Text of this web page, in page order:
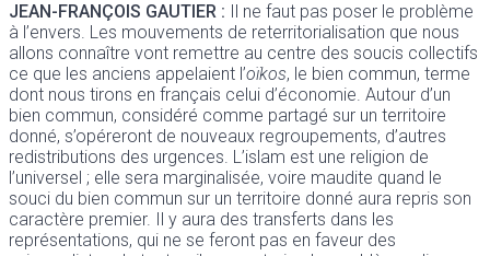
JEAN-FRANÇOIS GAUTIER : Il ne faut pas poser le problème
à l’envers. Les mouvements de reterritorialisation que nous
allons connaître vont remettre au centre des soucis collectifs
ce que les anciens appelaient l’oïkos, le bien commun, terme
dont nous tirons en français celui d’économie. Autour d’un
bien commun, considéré comme partagé sur un territoire
donné, s’opéreront de nouveaux regroupements, d’autres
redistributions des urgences. L’islam est une religion de
l’universel ; elle sera marginalisée, voire maudite quand le
souci du bien commun sur un territoire donné aura repris son
caractère premier. Il y aura des transferts dans les
représentations, qui ne se feront pas en faveur des